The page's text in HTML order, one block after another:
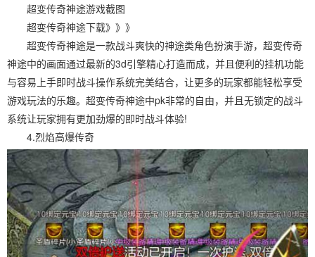
超变传奇神途游戏截图
超变传奇神途下载》》》
超变传奇神途是一款战斗爽快的神途类角色扮演手游，超变传奇
神途中的画面通过最新的3d引擎精心打造而成，并且便利的挂机功能
与容易上手即时战斗操作系统完美结合，让更多的玩家都能轻松享受
游戏玩法的乐趣。超变传奇神途中pk非常的自由，并且无锁定的战斗
系统让玩家拥有更加劲爆的即时战斗体验!
4.烈焰高爆传奇